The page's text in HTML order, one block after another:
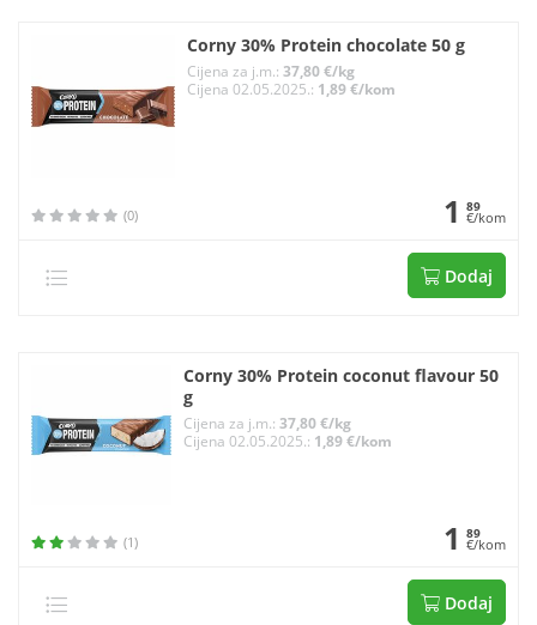
Corny 30% Protein chocolate 50 g
Cijena za j.m.: 37,80 €/kg
Cijena 02.05.2025.: 1,89 €/kom
(0) 1 89
€/kom
Dodaj
Corny 30% Protein coconut flavour 50
g
Cijena za j.m.:37,80 €/kg
Cijena 02.05.2025.: 1,89 €/kom
(1) 1 89
€/kom
Dodaj